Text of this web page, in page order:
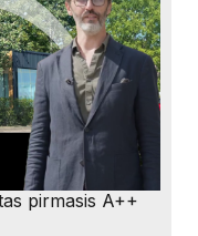
pirmasis A++